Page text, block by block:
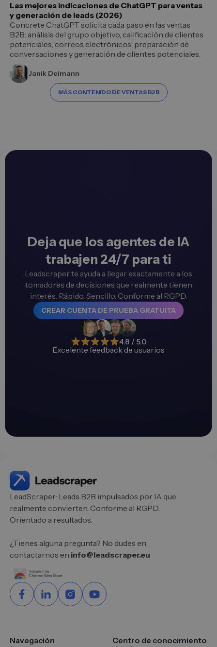
Las mejores indicaciones de ChatGPT para ventas
y generación de leads (2026)
Concrete ChatGPT solicita cada paso en las ventas
B2B: análisis del grupo objetivo, calificación de clientes
potenciales, correos electrónicos, preparación de
conversaciones y generación de clientes potenciales.
Janik Deimann
MÁS CONTENIDO DE VENTAS B2B
Deja que los agentes de IA
trabajen 24/7 para ti
Leadscraper te ayuda a llegar exactamente a los
tomadores de decisiones que realmente tienen
interés. Rápido. Sencillo. Conforme al RGPD.
CREAR CUENTA DE PRUEBA GRATUITA
4.8 / 5.0
Excelente feedback de usuarios
LeadScraper: Leads B2B impulsados por IA que
realmente convierten. Conforme al RGPD.
Orientado a resultados.
¿Tienes alguna pregunta? No dudes en
contactarnos en info@leadscraper.eu
Navegación Centro de conocimiento